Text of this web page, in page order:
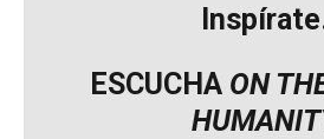
ESCUCHA ON